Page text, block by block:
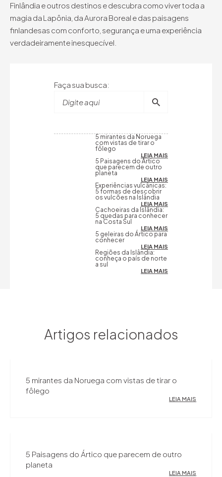
Finlândia e outros destinos e descubra como viver toda a
magia da Lapônia, da Aurora Boreal e das paisagens
finlandesas com conforto, segurança e uma experiência
verdadeiramente inesquecível.
Faça sua busca:
5 mirantes da Noruega
com vistas de tirar o
fôlego
LEIA MAIS
5 Paisagens do Ártico
que parecem de outro
planeta
LEIA MAIS
Experiências vulcânicas:
5 formas de descobrir
os vulcões na Islândia
LEIA MAIS
Cachoeiras da Islândia:
5 quedas para conhecer
na Costa Sul
LEIA MAIS
5 geleiras do Ártico para
conhecer
LEIA MAIS
Regiões da Islândia:
conheça o país de norte
a sul
LEIA MAIS
Artigos relacionados
5 mirantes da Noruega com vistas de tirar o
fôlego
LEIA MAIS
5 Paisagens do Ártico que parecem de outro
planeta
LEIA MAIS